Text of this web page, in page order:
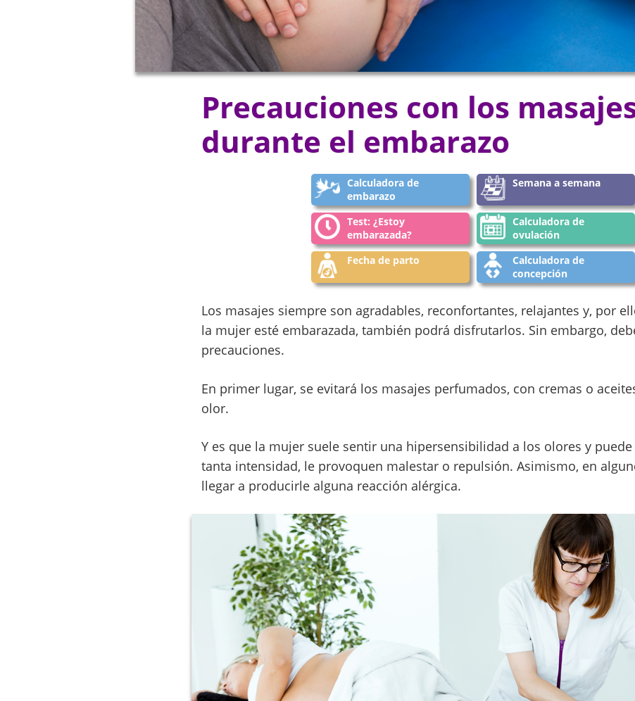
Precauciones con los
durante el embarazo
Calculadora de
embarazo
Semana a semana
Test: ¿Estoy
embarazada?
Calculadora de
ovulación
Fecha de parto
Calculadora de
concepción
Los masajes siempre son agradables, reconfortantes, relajantes y, por
la mujer esté embarazada, también podrá disfrutarlos. Sin embargo,
precauciones.
En primer lugar, se evitará los masajes perfumados, con cremas o
olor.
Y es que la mujer suele sentir una hipersensibilidad a los olores y
tanta intensidad, le provoquen malestar o repulsión. Asimismo, en
llegar a producirle alguna reacción alérgica.